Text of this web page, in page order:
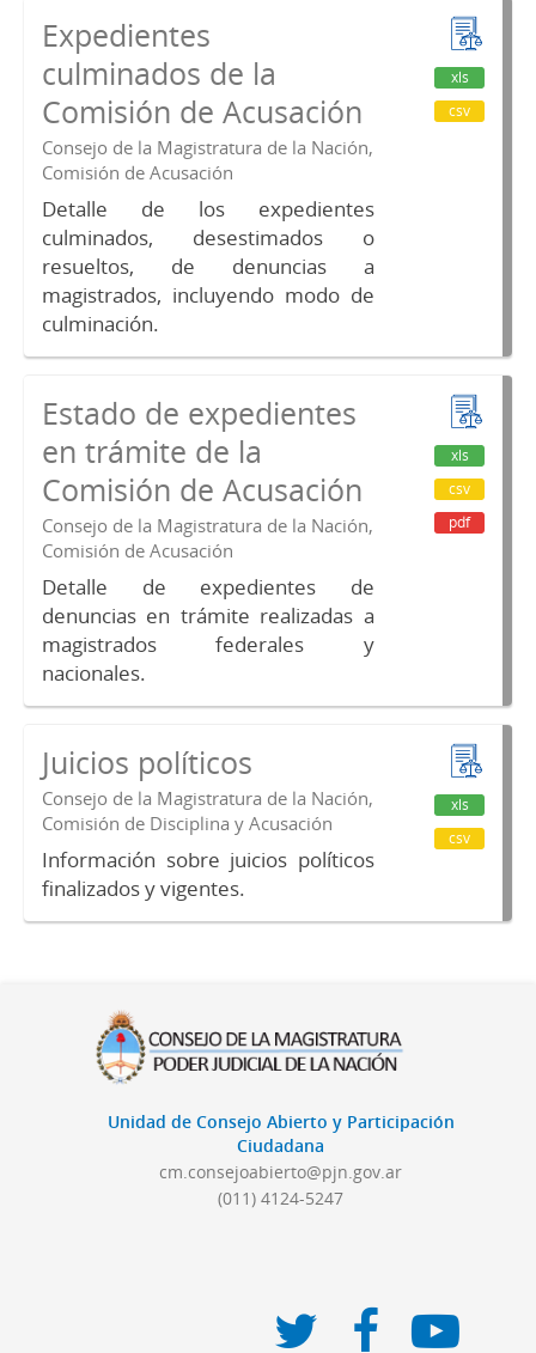
Expedientes
culminados de la
Comisión de Acusación
Consejo de la Magistratura de la Nación,
Comisión de Acusación
Detalle de los expedientes
culminados, desestimados o
resueltos, de denuncias a
magistrados, incluyendo modo de
culminación.
xls
csv
Estado de expedientes
en trámite de la
Comisión de Acusación
Consejo de la Magistratura de la Nación,
Comisión de Acusación
Detalle de expedientes de
denuncias en trámite realizadas a
magistrados federales y
nacionales.
xls
csv
pdf
Juicios políticos
Consejo de la Magistratura de la Nación,
Comisión de Disciplina y Acusación
Información sobre juicios políticos
finalizados y vigentes.
xls
csv
Unidad de Consejo Abierto y Participación
Ciudadana
cm.consejoabierto@pjn.gov.ar
(011) 4124-5247